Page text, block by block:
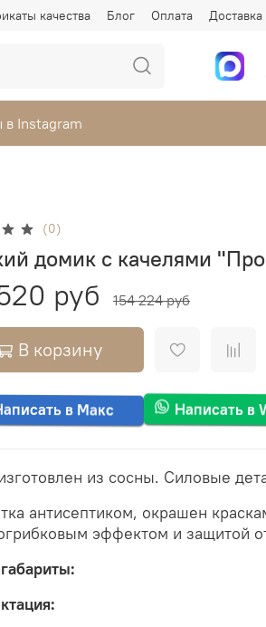
качества Блог Оплата Доставка
в Instagram
(0)
домик с качелями
руб 154 224 руб
В корзину
в Макс Написать в
из сосны. Силовые
антисептиком, окрашен
эффектом и защитой